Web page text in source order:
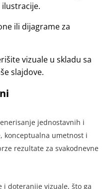
ili dijagrame za
vizuale u skladu sa
slajdove.
jednostavnih i
konceptualna umetnost i
rezultate za svakodnevne
i doteranije vizuale, što ga